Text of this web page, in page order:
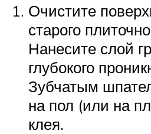
Очистите
старого
Нанесите слой
глубокого
Зубчатым
на пол (или на
клея.